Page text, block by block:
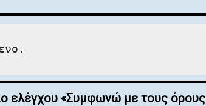
ελέγχου «Συμφωνώ με τους όρους